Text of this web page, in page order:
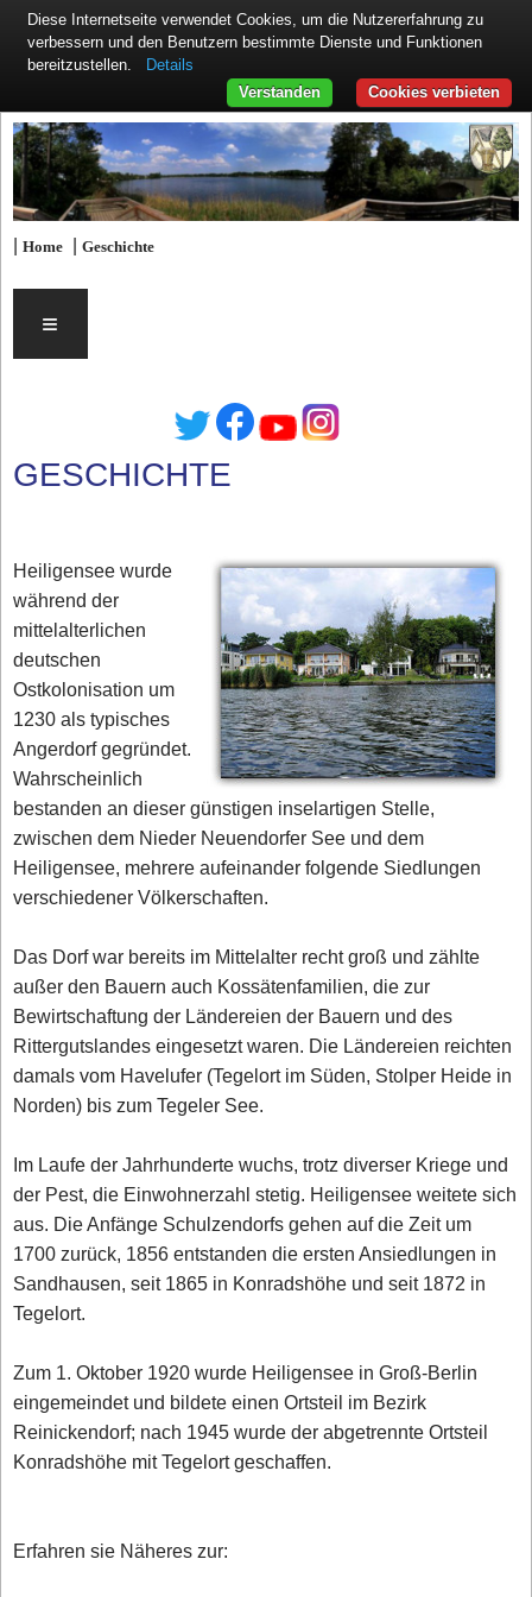
|Home |Geschichte
≡
GESCHICHTE
Heiligensee wurde
während der
mittelalterlichen
deutschen
Ostkolonisation um
1230 als typisches
Angerdorf gegründet.
Wahrscheinlich
bestanden an dieser günstigen inselartigen Stelle,
zwischen dem Nieder Neuendorfer See und dem
Heiligensee, mehrere aufeinander folgende Siedlungen
verschiedener Völkerschaften.
Das Dorf war bereits im Mittelalter recht groß und zählte
außer den Bauern auch Kossätenfamilien, die zur
Bewirtschaftung der Ländereien der Bauern und des
Rittergutslandes eingesetzt waren. Die Ländereien reichten
damals vom Havelufer (Tegelort im Süden, Stolper Heide in
Norden) bis zum Tegeler See.
Im Laufe der Jahrhunderte wuchs, trotz diverser Kriege und
der Pest, die Einwohnerzahl stetig. Heiligensee weitete sich
aus. Die Anfänge Schulzendorfs gehen auf die Zeit um
1700 zurück, 1856 entstanden die ersten Ansiedlungen in
Sandhausen, seit 1865 in Konradshöhe und seit 1872 in
Tegelort.
Zum 1. Oktober 1920 wurde Heiligensee in Groß-Berlin
eingemeindet und bildete einen Ortsteil im Bezirk
Reinickendorf; nach 1945 wurde der abgetrennte Ortsteil
Konradshöhe mit Tegelort geschaffen.
Erfahren sie Näheres zur:
Diese Internetseite verwendet Cookies, um die Nutzererfahrung zu
verbessern und den Benutzern bestimmte Dienste und Funktionen
bereitzustellen.
Details
Cookies verbieten
Verstanden